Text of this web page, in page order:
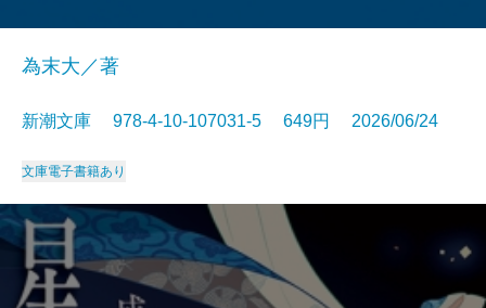
為末大／著
新潮文庫 978-4-10-107031-5 649円 2026/06/24
文庫電子書籍あり